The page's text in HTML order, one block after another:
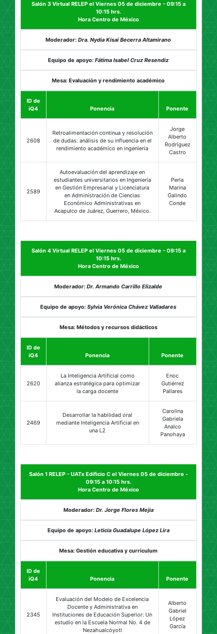
Salón 3 Virtual RELEP el Viernes 05 de diciembre - 09:15 a
10:15 hrs.
Hora Centro de México
Moderador:Dra. Nydia Kisai Becerra Altamirano
Equipo de apoyo:Fátima Isabel Cruz Resendiz
Mesa: Evaluación y rendimiento académico
ID de
iQ4
Ponencia Ponente
2608
Retroalimentación continua y resolución
de dudas: análisis de su influencia en el
rendimiento académico en ingeniería
Jorge
Alberto
Rodríguez
Castro
2589
Autoevaluación del aprendizaje en
estudiantes universitarios en Ingeniería
en Gestión Empresarial y Licenciatura
en Administración de Ciencias
Económico Administrativas en
Acapulco de Juárez, Guerrero, México.
Perla
Marina
Galindo
Conde
Salón 4 Virtual RELEP el Viernes 05 de diciembre - 09:15 a
10:15 hrs.
Hora Centro de México
Moderador:Dr. Armando Carrillo Elizalde
Equipo de apoyo:Sylvia Verónica Chávez Valladares
Mesa: Métodos y recursos didácticos
ID de
iQ4
Ponencia Ponente
2620
La Inteligencia Artificial como
alianza estratégica para optimizar
la carga docente
Enoc
Gutiérrez
Pallares
2469
Desarrollar la habilidad oral
mediante Inteligencia Artificial en
una L2
Carolina
Gabriela
Analco
Panohaya
Salón 1 RELEP - UATx Edificio C el Viernes 05 de diciembre -
09:15 a 10:15 hrs.
Hora Centro de México
Moderador: Dr. Jorge Flores Mejia
Equipo de apoyo: Leticia Guadalupe López Lira
Mesa: Gestión educativa y curriculum
ID de
iQ4
Ponencia Ponente
2345
Evaluación del Modelo de Excelencia
Docente y Administrativa en
Instituciones de Educación Superior: Un
estudio en la Escuela Normal No. 4 de
Nezahualcóyotl
Alberto
Gabriel
López
García